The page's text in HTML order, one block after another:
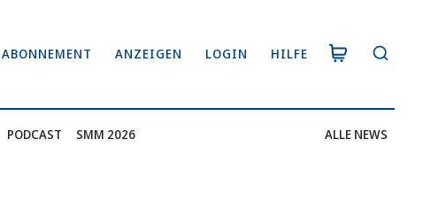
ABONNEMENT ANZEIGEN LOGIN HILFE
PODCAST SMM 2026 ALLE NEWS